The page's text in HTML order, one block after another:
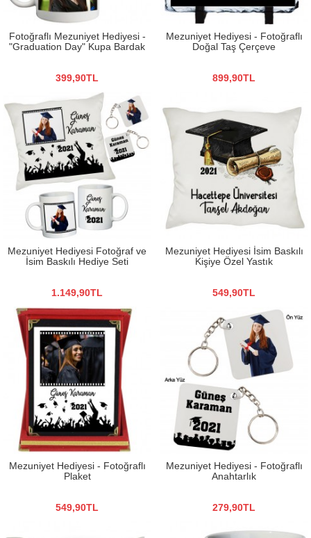
Fotoğraflı Mezuniyet Hediyesi -
"Graduation Day" Kupa Bardak
399,90TL
Mezuniyet Hediyesi - Fotoğraflı
Doğal Taş Çerçeve
899,90TL
Mezuniyet Hediyesi Fotoğraf ve
İsim Baskılı Hediye Seti
1.149,90TL
Mezuniyet Hediyesi İsim Baskılı
Kişiye Özel Yastık
549,90TL
Mezuniyet Hediyesi - Fotoğraflı
Plaket
549,90TL
Mezuniyet Hediyesi - Fotoğraflı
Anahtarlık
279,90TL